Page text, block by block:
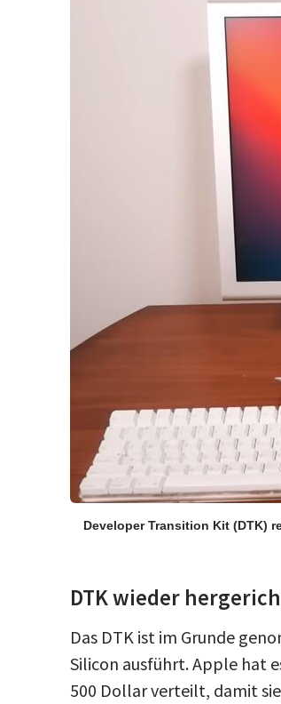
Developer Transition Kit (DTK)
DTK wieder
Das DTK ist im Grunde
Silicon ausführt. Apple hat
500 Dollar verteilt, damit